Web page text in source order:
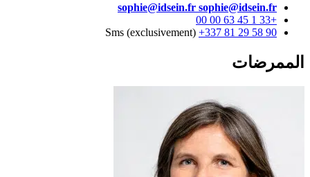
sophie@idsein.fr sophie@idsein.fr
+33 1 45 63 00 00
Sms (exclusivement) +337 81 29 58 90
الممرضات